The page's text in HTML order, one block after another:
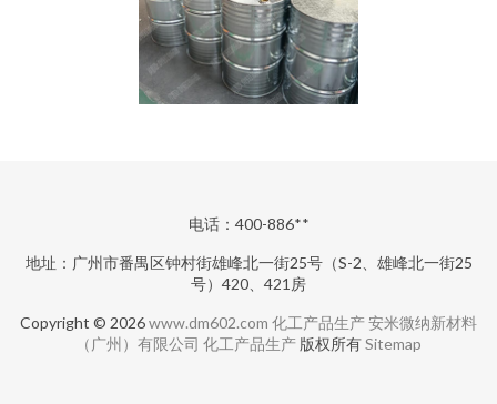
电话：400-886**
地址：广州市番禺区钟村街雄峰北一街25号（S-2、雄峰北一街25
号）420、421房
Copyright © 2026www.dm602.com 化工产品生产安米微纳新材料
（广州）有限公司 化工产品生产 版权所有Sitemap